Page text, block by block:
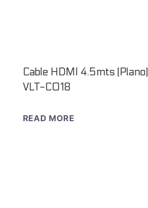
Cable HDMI 4.5mts (Plano)
VLT-C018
READ MORE